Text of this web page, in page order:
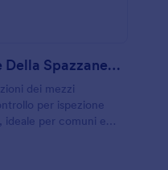
Checklist Di Ispezione Della Spazzaneve
dei mezzi
per ispezione
ideale per comuni e